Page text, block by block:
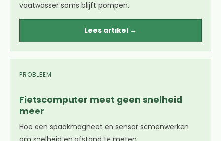
vaatwasser soms blijft pompen.
Lees artikel →
PROBLEEM
Fietscomputer meet geen snelheid
meer
Hoe een spaakmagneet en sensor samenwerken
om snelheid en afstand te meten.